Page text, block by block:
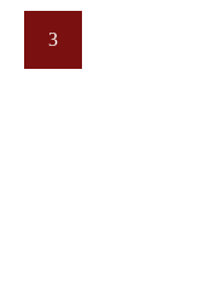
3